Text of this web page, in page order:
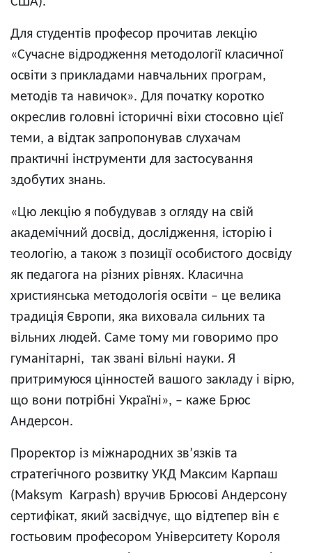
Для студентів професор прочитав лекцію
«Сучасне відродження методології класичної
освіти з прикладами навчальних програм,
методів та навичок». Для початку коротко
окреслив головні історичні віхи стосовно цієї
теми, а відтак запропонував слухачам
практичні інструменти для застосування
здобутих знань.
«Цю лекцію я побудував з огляду на свій
академічний досвід, дослідження, історію і
теологію, а також з позиції особистого досвіду
як педагога на різних рівнях. Класична
християнська методологія освіти – це велика
традиція Європи, яка виховала сильних та
вільних людей. Саме тому ми говоримо про
гуманітарні, так звані вільні науки. Я
притримуюся цінностей вашого закладу і вірю,
що вони потрібні Україні», – каже Брюс
Андерсон.
Проректор із міжнародних зв’язків та
стратегічного розвитку УКД Максим Карпаш
(Maksym Karpash) вручив Брюсові Андерсону
сертифікат, який засвідчує, що відтепер він є
гостьовим професором Університету Короля